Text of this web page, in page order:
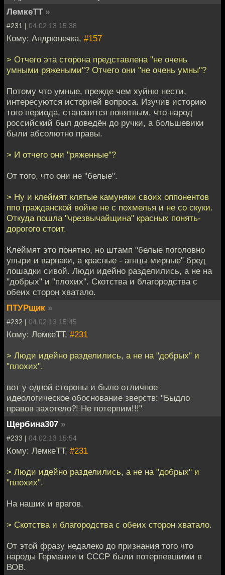
ЛемкеТТ »
#231 | 04.02.13 15:38
Кому: Андрюнечка, #157
> Отчего эта сторона представлена "не очень
умными ряжеными"? Отчего они "не очень умны"?
Потому что умные, прежде чем хуйню нести,
интересуются историей вопроса. Изучив историю
того периода, становится понятным, что народ
российский был доведён до ручки, а большевики
были абсолютно правы.
> И отчего они "ряженные"?
От того, что они не "белые".
> Ну и клеймят клятые камуняки своих оппонентов
ппо гражданской войне не с похмелья и не со скуки.
Откуда пошла "чрезвычайщина" красных понять-
дорогого стоит.
Клеймят это понятно, но штамп "белые поголовно
упыри и варнаки, а красные - агнцы мирные" бред
лошадки сивой. Люди идейно разделились, а не на
"добрых" и "плохих". Скотства и благородства с
обеих сторон хватало.
ПТУРщик »
#232 | 04.02.13 15:45
Кому: ЛемкеТТ, #231
> Люди идейно разделились, а не на "добрых" и
"плохих".
вот у одной стороны и было отличное
идеологическое обоснование зверств: "Быдло
правов захотело?! Не потерпим!!!"
Щербина307 »
#233 | 04.02.13 15:54
Кому: ЛемкеТТ, #231
> Люди идейно разделились, а не на "добрых" и
"плохих".
На наших и врагов.
> Скотства и благородства с обеих сторон хватало.
От этой фразу недалеко до признания того что
народы Германии и СССР были потерпевшими в
ВОВ.